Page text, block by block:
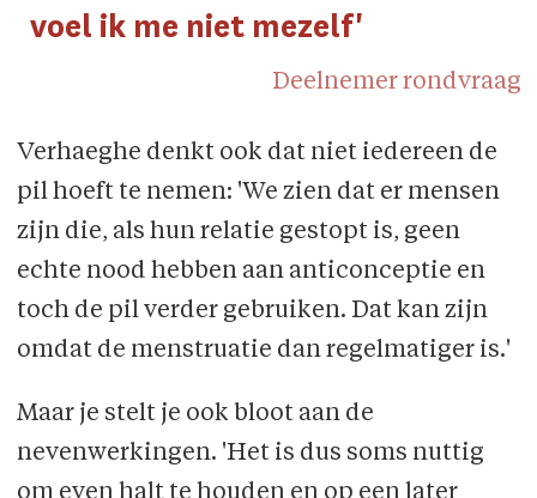
voel ik me niet mezelf'
Deelnemer rondvraag
Verhaeghe denkt ook dat niet iedereen de
pil hoeft te nemen: 'We zien dat er mensen
zijn die, als hun relatie gestopt is, geen
echte nood hebben aan anticonceptie en
toch de pil verder gebruiken. Dat kan zijn
omdat de menstruatie dan regelmatiger is.'
Maar je stelt je ook bloot aan de
nevenwerkingen. 'Het is dus soms nuttig